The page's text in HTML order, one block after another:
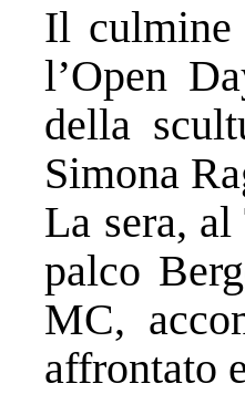
Il
l’Open
della
Simona
La sera,
palco
MC,
affrontato